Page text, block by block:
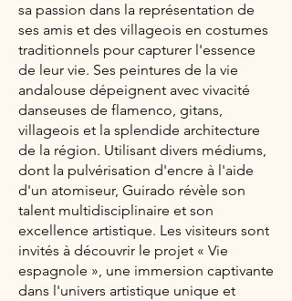
sa passion dans la représentation de
ses amis et des villageois en costumes
traditionnels pour capturer l'essence
de leur vie. Ses peintures de la vie
andalouse dépeignent avec vivacité
danseuses de flamenco, gitans,
villageois et la splendide architecture
de la région. Utilisant divers médiums,
dont la pulvérisation d'encre à l'aide
d'un atomiseur, Guirado révèle son
talent multidisciplinaire et son
excellence artistique. Les visiteurs sont
invités à découvrir le projet « Vie
espagnole », une immersion captivante
dans l'univers artistique unique et